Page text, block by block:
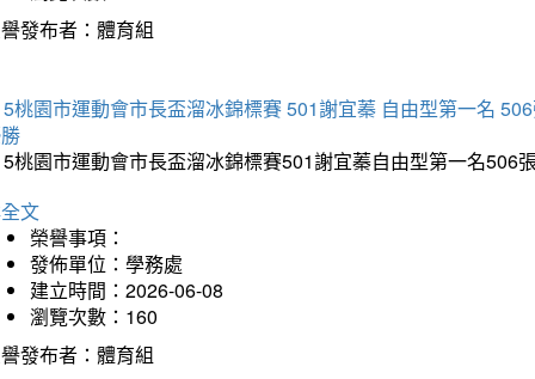
發布者：體育組
桃園市運動會市長盃溜冰錦標賽 501謝宜蓁 自由型第一名
桃園市運動會市長盃溜冰錦標賽501謝宜蓁自由型第一名
文
榮譽事項：
發佈單位：學務處
建立時間：2026-06-08
瀏覽次數：160
發布者：體育組